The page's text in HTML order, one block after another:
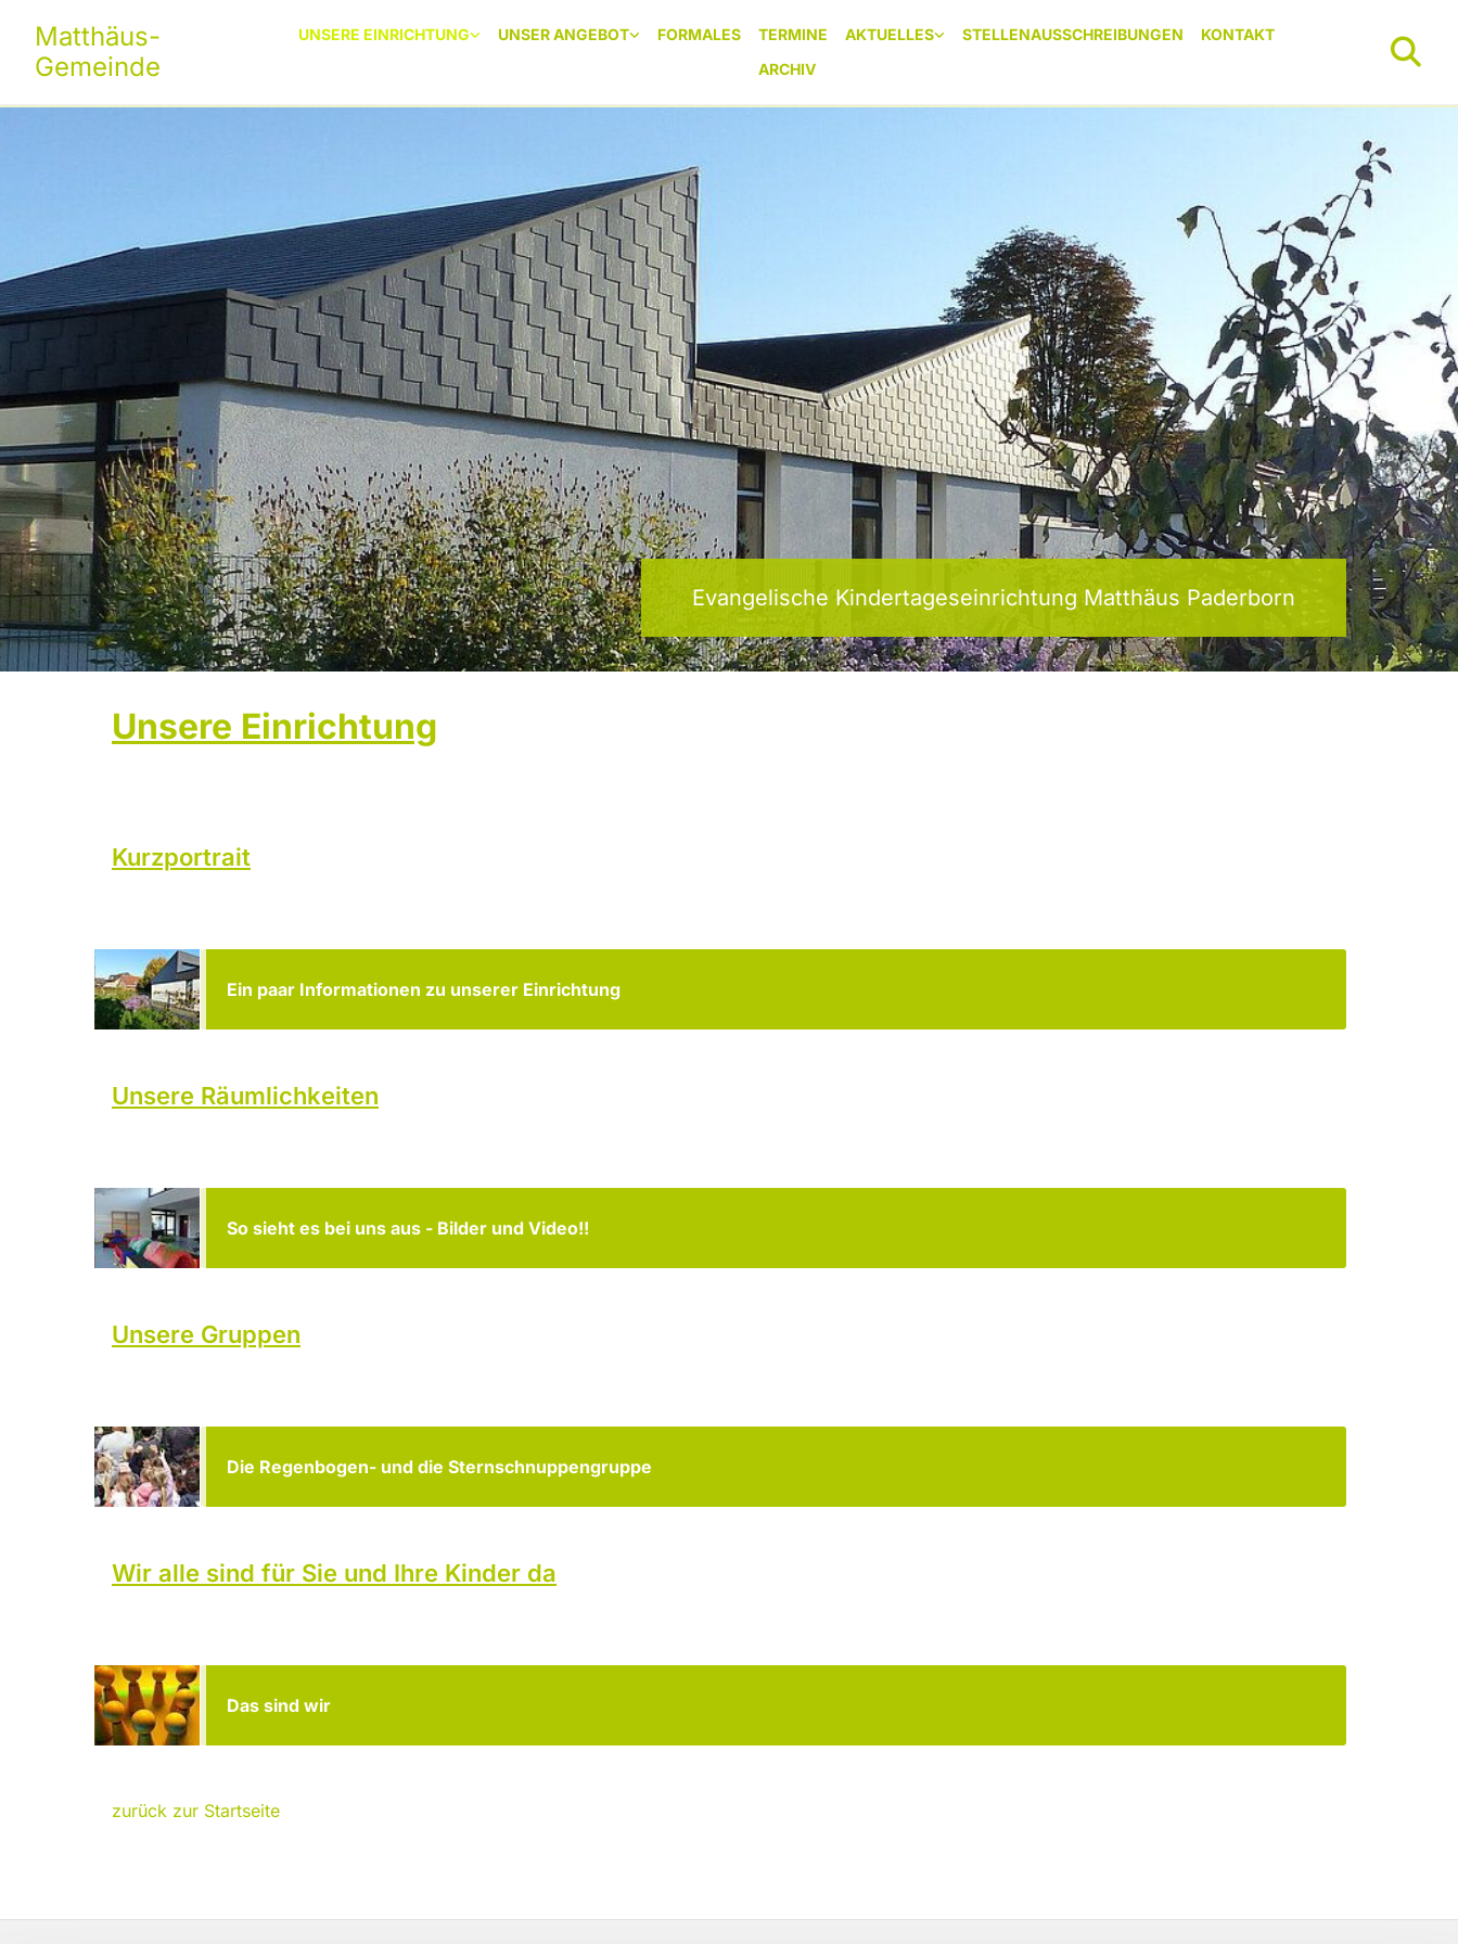
Matthäus-
Gemeinde
UNSERE EINRICHTUNG UNSER ANGEBOT FORMALES TERMINE AKTUELLES STELLENAUSSCHREIBUNGEN
KONTAKT
ARCHIV
Evangelische Kindertageseinrichtung Matthäus Paderborn
Unsere Einrichtung
Kurzportrait
Ein paar Informationen zu unserer Einrichtung
Unsere Räumlichkeiten
So sieht es bei uns aus - Bilder und Video!!
Unsere Gruppen
Die Regenbogen- und die Sternschnuppengruppe
Wir alle sind für Sie und Ihre Kinder da
Das sind wir
zurück zur Startseite